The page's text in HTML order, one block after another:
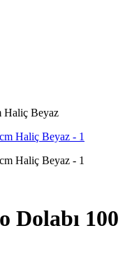
Haliç Beyaz
Dolabı 100